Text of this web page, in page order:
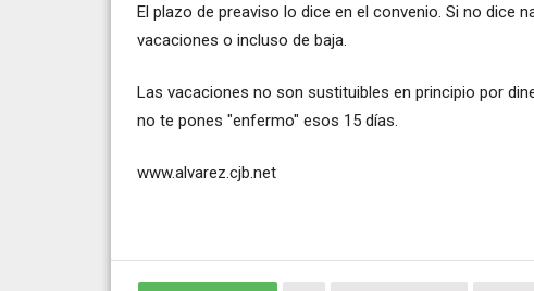
El plazo de preaviso lo dice en el convenio. Si no dice
vacaciones o incluso de baja.
Las vacaciones no son sustituibles en principio por
no te pones "enfermo" esos 15 días.
www.alvarez.cjb.net